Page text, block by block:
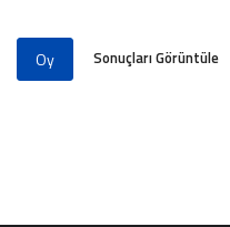
Oy Sonuçları Görüntüle